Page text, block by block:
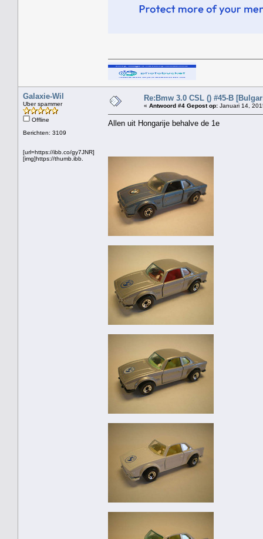
Galaxie-Wil
Uber spammer
Offline
Berichten: 3109
[url=https://ibb.co/gy7JNR]
[img]https://thumb.ibb.
Re:Bmw 3.0 CSL () #45-B
« Antwoord #4 Gepost op: Januari 14,
Allen uit Hongarije behalve de 1e